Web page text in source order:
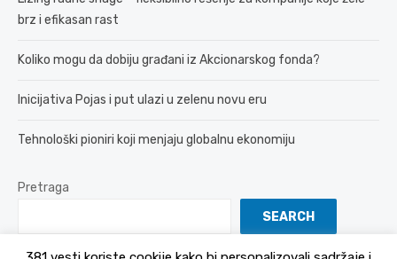
brz i efikasan rast
Koliko mogu da dobiju građani iz Akcionarskog fonda?
Inicijativa Pojas i put ulazi u zelenu novu eru
Tehnološki pioniri koji menjaju globalnu ekonomiju
Pretraga
SEARCH